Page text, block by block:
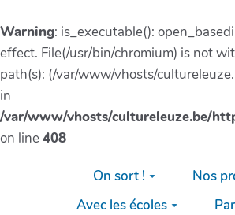
Warning: is_executable():
effect. File(/usr/bin/chromium) is not
path(s): (/var/www/vhosts/
in
/var/www/vhosts/cultureleuze.be/
on line408
Aller au contenu principal
On sort !
Nos
Avec les écoles